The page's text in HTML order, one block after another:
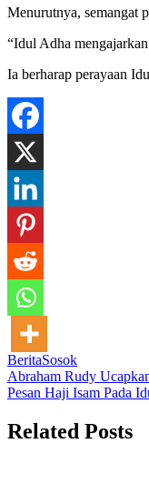
Menurutnya, semangat
“Idul Adha
Ia berharap perayaan
BeritaSosok
Post
navigation
Abraham Rudy
‎Pesan Haji Isam Pada
Related Posts